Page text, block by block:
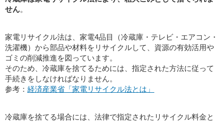
せん。
家電リサイクル法は、家電4品目（冷蔵庫・テレビ・エアコン・
洗濯機）から部品や材料をリサイクルして、資源の有効活用や
ゴミの削減推進を図っています。
そのため、冷蔵庫を捨てるためには、指定された方法に従って
手続きをしなければなりません。
参考： 経済産業省「家電リサイクル法とは」
冷蔵庫を捨てる場合には、法律で指定されたリサイクル料金と